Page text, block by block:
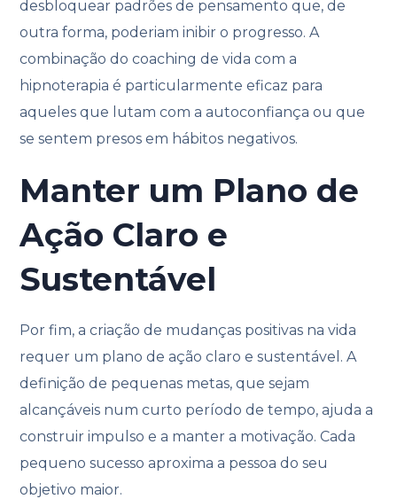
desbloquear padrões de pensamento que, de
outra forma, poderiam inibir o progresso. A
combinação do coaching de vida com a
hipnoterapia é particularmente eficaz para
aqueles que lutam com a autoconfiança ou que
se sentem presos em hábitos negativos.
Manter um Plano de
Ação Claro e
Sustentável
Por fim, a criação de mudanças positivas na vida
requer um plano de ação claro e sustentável. A
definição de pequenas metas, que sejam
alcançáveis num curto período de tempo, ajuda a
construir impulso e a manter a motivação. Cada
pequeno sucesso aproxima a pessoa do seu
objetivo maior.